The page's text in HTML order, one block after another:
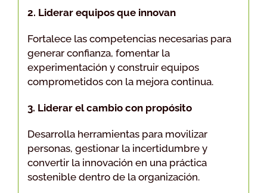
2. Liderar equipos que innovan
Fortalece las competencias necesarias para
generar confianza, fomentar la
experimentación y construir equipos
comprometidos con la mejora continua.
3. Liderar el cambio con propósito
Desarrolla herramientas para movilizar
personas, gestionar la incertidumbre y
convertir la innovación en una práctica
sostenible dentro de la organización.